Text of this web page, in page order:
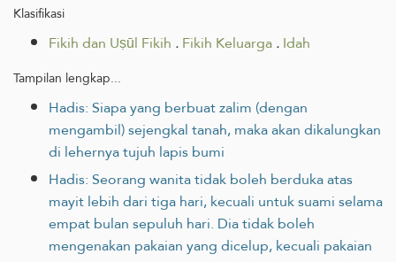
Klasifikasi
Fikih dan Uṣūl Fikih .Fikih Keluarga.Idah
Tampilan lengkap...
Hadis: Siapa yang berbuat zalim (dengan
mengambil) sejengkal tanah, maka akan dikalungkan
di lehernya tujuh lapis bumi
Hadis: Seorang wanita tidak boleh berduka atas
mayit lebih dari tiga hari, kecuali untuk suami selama
empat bulan sepuluh hari. Dia tidak boleh
mengenakan pakaian yang dicelup, kecuali pakaian